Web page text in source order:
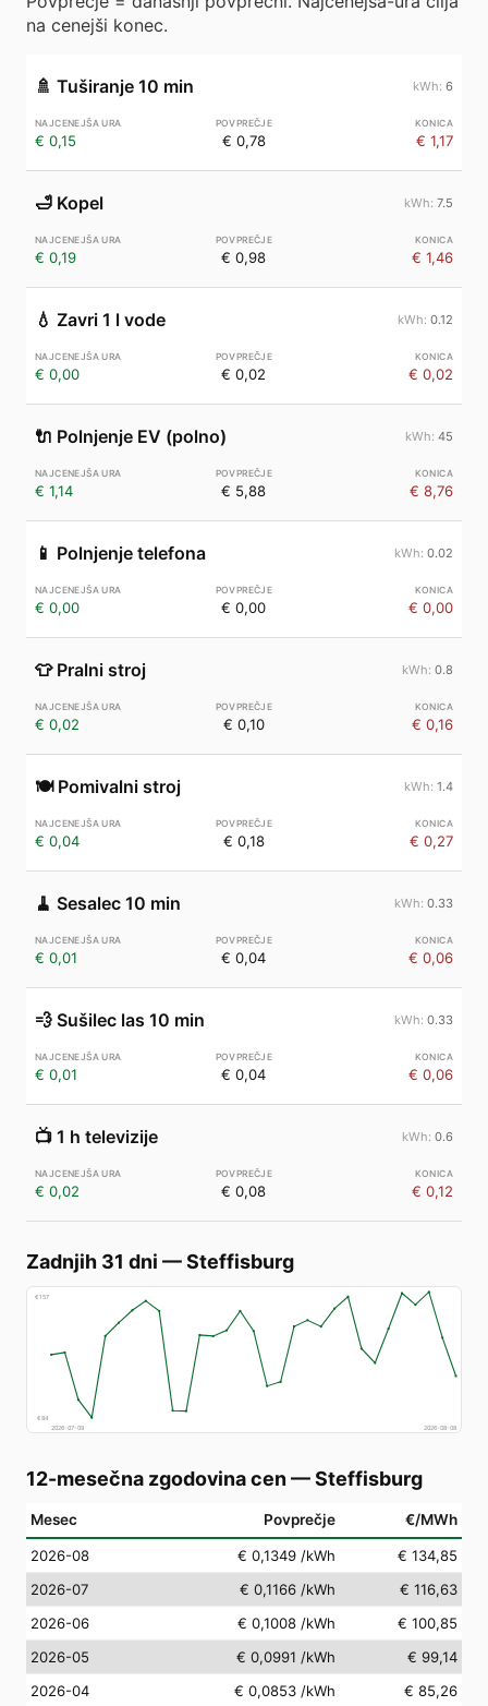
na cenejši konec.
🚿 Tuširanje 10 min 6
€ 0,15 € 0,78 € 1,17
🛁 Kopel 7.5
€ 0,19 € 0,98 € 1,46
💧 Zavri 1 l vode 0.12
€ 0,00 € 0,02 € 0,02
🔌 Polnjenje EV (polno) 45
€ 1,14 € 5,88 € 8,76
📱 Polnjenje telefona 0.02
€ 0,00 € 0,00 € 0,00
👕 Pralni stroj 0.8
€ 0,02 € 0,10 € 0,16
🍽️ Pomivalni stroj 1.4
€ 0,04 € 0,18 € 0,27
🧹 Sesalec 10 min 0.33
€ 0,01 € 0,04 € 0,06
💨 Sušilec las 10 min 0.33
€ 0,01 € 0,04 € 0,06
📺 1 h televizije 0.6
€ 0,02 € 0,08 € 0,12
Zadnjih 31 dni —Steffisburg
€157
€84
2026-07-09
2026-08-08
12-mesečna zgodovina cen —Steffisburg
Mesec Povprečje €/MWh
2026-08 € 0,1349 /kWh
€ 134,85
2026-07
€ 0,1166 /kWh
€ 116,63
2026-06
€ 0,1008 /kWh
€ 100,85
2026-05
€ 0,0991 /kWh
€ 99,14
2026-04
€ 0,0853 /kWh
€ 85,26